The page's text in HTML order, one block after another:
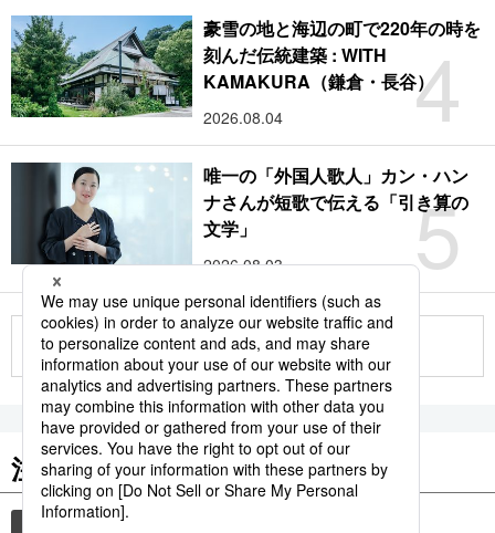
4
豪雪の地と海辺の町で220年の時を
刻んだ伝統建築 : WITH
KAMAKURA（鎌倉・長谷）
2026.08.04
5
唯一の「外国人歌人」カン・ハン
ナさんが短歌で伝える「引き算の
文学」
2026.08.03
もっと見る
注目のキーワード
共同通信ニュース